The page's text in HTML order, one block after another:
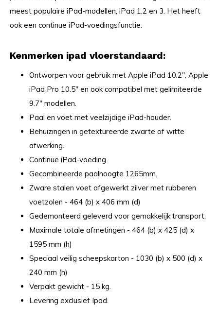
meest populaire iPad-modellen, iPad 1,2 en 3. Het heeft
ook een continue iPad-voedingsfunctie.
Kenmerken ipad vloerstandaard:
Ontworpen voor gebruik met Apple iPad 10.2", Apple
iPad Pro 10.5" en ook compatibel met gelimiteerde
9.7" modellen.
Paal en voet met veelzijdige iPad-houder.
Behuizingen in getextureerde zwarte of witte
afwerking.
Continue iPad-voeding.
Gecombineerde paalhoogte 1265mm.
Zware stalen voet afgewerkt zilver met rubberen
voetzolen - 464 (b) x 406 mm (d)
Gedemonteerd geleverd voor gemakkelijk transport.
Maximale totale afmetingen - 464 (b) x 425 (d) x
1595 mm (h)
Speciaal veilig scheepskarton - 1030 (b) x 500 (d) x
240 mm (h)
Verpakt gewicht - 15 kg.
Levering exclusief Ipad.